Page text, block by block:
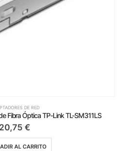
DE RED
Fibra Óptica TP-Link TL-SM311LS
20,75 €
AL CARRITO